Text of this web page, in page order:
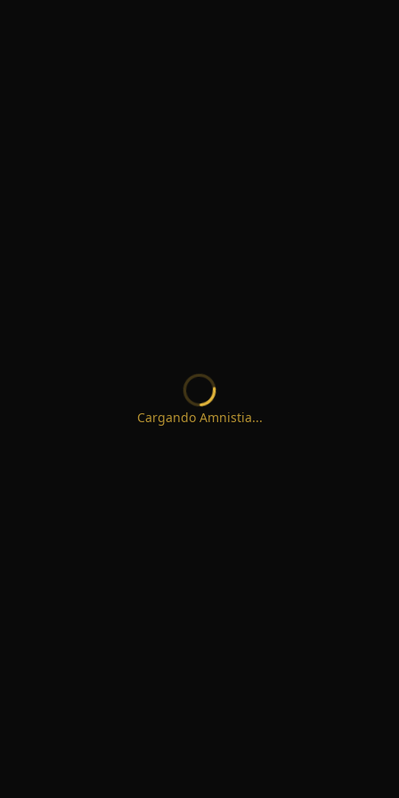
Cargando Amnistia...